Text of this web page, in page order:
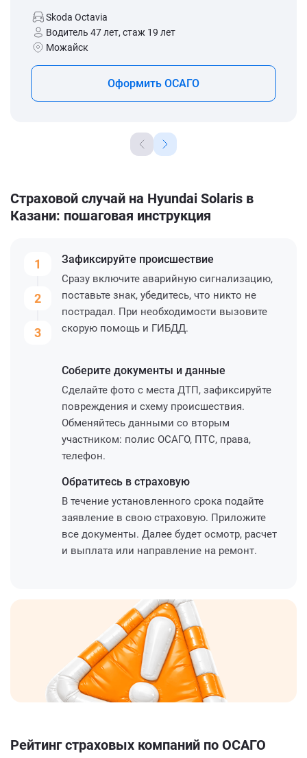
Skoda Octavia
Водитель 47 лет, стаж 19 лет
Можайск
Оформить ОСАГО
Страховой случай на Hyundai Solaris в
Казани: пошаговая инструкция
1
2
3
Зафиксируйте происшествие
Сразу включите аварийную сигнализацию,
поставьте знак, убедитесь, что никто не
пострадал. При необходимости вызовите
скорую помощь и ГИБДД.
Соберите документы и данные
Сделайте фото с места ДТП, зафиксируйте
повреждения и схему происшествия.
Обменяйтесь данными со вторым
участником: полис ОСАГО, ПТС, права,
телефон.
Обратитесь в страховую
В течение установленного срока подайте
заявление в свою страховую. Приложите
все документы. Далее будет осмотр, расчет
и выплата или направление на ремонт.
Рейтинг страховых компаний по ОСАГО